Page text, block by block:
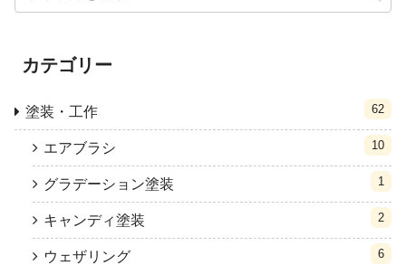
カテゴリー
塗装・工作 62
エアブラシ 10
グラデーション塗装 1
キャンディ塗装 2
ウェザリング 6